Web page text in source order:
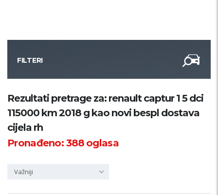
FILTERI
Kategorija
Županija
Samo sa slikom
Rezultati pretrage za: renault captur 1 5 dci
115000 km 2018 g kao novi bespl dostava
cijela rh
Pronađeno:388oglasa
Važniji